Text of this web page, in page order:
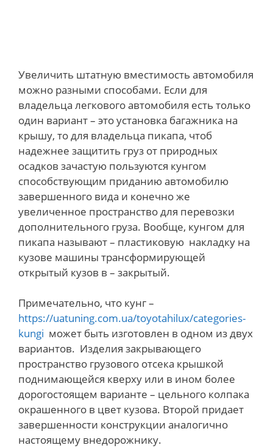
Увеличить штатную вместимость автомобиля
можно разными способами. Если для
владельца легкового автомобиля есть только
один вариант – это установка багажника на
крышу, то для владельца пикапа, чтоб
надежнее защитить груз от природных
осадков зачастую пользуются кунгом
способствующим приданию автомобилю
завершенного вида и конечно же
увеличенное пространство для перевозки
дополнительного груза. Вообще, кунгом для
пикапа называют – пластиковую накладку на
кузове машины трансформирующей
открытый кузов в – закрытый.
Примечательно, что кунг –
https://uatuning.com.ua/toyotahilux/categories-
kungi может быть изготовлен в одном из двух
вариантов. Изделия закрывающего
пространство грузового отсека крышкой
поднимающейся кверху или в ином более
дорогостоящем варианте – цельного колпака
окрашенного в цвет кузова. Второй придает
завершенности конструкции аналогично
настоящему внедорожнику.